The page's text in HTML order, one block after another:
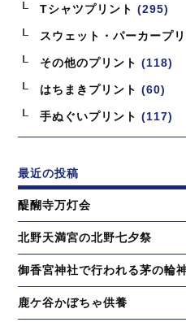
Tシャツプリント (295)
スウェット・パーカープ
その他のプリント (118)
はちまきプリント (60)
手ぬぐいプリント (117)
最近の投稿
醍醐寺万灯会
北野天満宮の北野七夕祭
御香宮神社で行われる茅の輪
鹿ケ谷かぼちゃ供養